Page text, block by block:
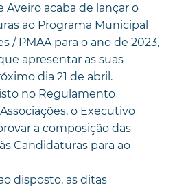
Aveiro acaba de lançar o
ao Programa Municipal
/ PMAA para o ano de 2023,
apresentar as suas
dia 21 de abril.
no Regulamento
o Executivo
a composição das
Candidaturas para ao
disposto, as ditas